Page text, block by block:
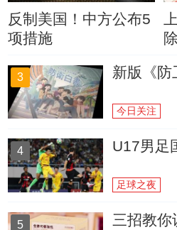
反制美国！中方公布5
项措施
3 新版《防
今日关注
4 U17男足
足球之夜
5 三招教你